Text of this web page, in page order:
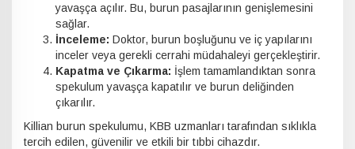
yavaşça açılır. Bu, burun pasajlarının genişlemesini
sağlar.
İnceleme: Doktor, burun boşluğunu ve iç yapılarını
inceler veya gerekli cerrahi müdahaleyi gerçekleştirir.
Kapatma ve Çıkarma: İşlem tamamlandıktan sonra
spekulum yavaşça kapatılır ve burun deliğinden
çıkarılır.
Killian burun spekulumu, KBB uzmanları tarafından sıklıkla
tercih edilen, güvenilir ve etkili bir tıbbi cihazdır.